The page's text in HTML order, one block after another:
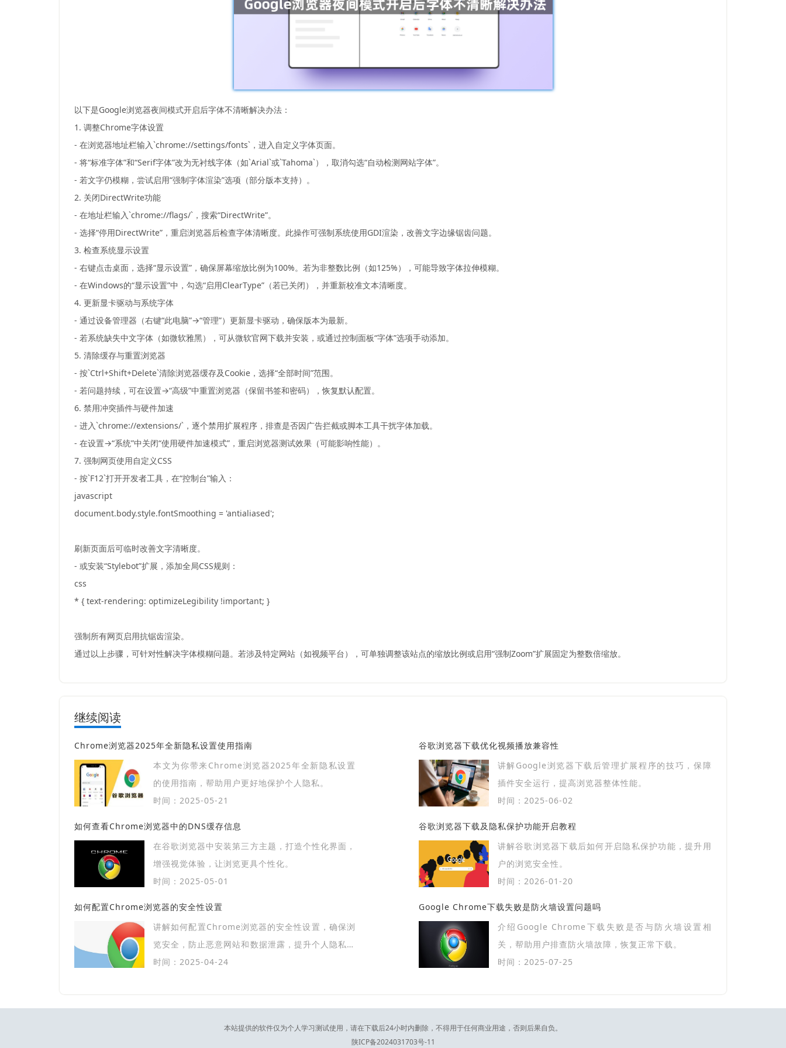
以下是Google浏览器夜间模式开启后字体不清晰解决办法：
1. 调整Chrome字体设置
- 在浏览器地址栏输入`chrome://settings/fonts`，进入自定义字体页面。
- 将“标准字体”和“Serif字体”改为无衬线字体（如`Arial`或`Tahoma`），取消勾选“自动检测网站字体”。
- 若文字仍模糊，尝试启用“强制字体渲染”选项（部分版本支持）。
2. 关闭DirectWrite功能
- 在地址栏输入`chrome://flags/`，搜索“DirectWrite”。
- 选择“停用DirectWrite”，重启浏览器后检查字体清晰度。此操作可强制系统使用GDI渲染，改善文字边缘锯齿问题。
3. 检查系统显示设置
- 右键点击桌面，选择“显示设置”，确保屏幕缩放比例为100%。若为非整数比例（如125%），可能导致字体拉伸模糊。
- 在Windows的“显示设置”中，勾选“启用ClearType”（若已关闭），并重新校准文本清晰度。
4. 更新显卡驱动与系统字体
- 通过设备管理器（右键“此电脑”→“管理”）更新显卡驱动，确保版本为最新。
- 若系统缺失中文字体（如微软雅黑），可从微软官网下载并安装，或通过控制面板“字体”选项手动添加。
5. 清除缓存与重置浏览器
- 按`Ctrl+Shift+Delete`清除浏览器缓存及Cookie，选择“全部时间”范围。
- 若问题持续，可在设置→“高级”中重置浏览器（保留书签和密码），恢复默认配置。
6. 禁用冲突插件与硬件加速
- 进入`chrome://extensions/`，逐个禁用扩展程序，排查是否因广告拦截或脚本工具干扰字体加载。
- 在设置→“系统”中关闭“使用硬件加速模式”，重启浏览器测试效果（可能影响性能）。
7. 强制网页使用自定义CSS
- 按`F12`打开开发者工具，在“控制台”输入：
javascript
document.body.style.fontSmoothing = 'antialiased';
刷新页面后可临时改善文字清晰度。
- 或安装“Stylebot”扩展，添加全局CSS规则：
css
* { text-rendering: optimizeLegibility !important; }
强制所有网页启用抗锯齿渲染。
通过以上步骤，可针对性解决字体模糊问题。若涉及特定网站（如视频平台），可单独调整该站点的缩放比例或启用“强制Zoom”扩展固定为整数倍缩放。
继续阅读
Chrome浏览器2025年全新隐私设置使用指南
本文为你带来Chrome浏览器2025年全新隐私设置
的使用指南，帮助用户更好地保护个人隐私。
时间：2025-05-21
谷歌浏览器下载优化视频播放兼容性
讲解Google浏览器下载后管理扩展程序的技巧，保障
插件安全运行，提高浏览器整体性能。
时间：2025-06-02
如何查看Chrome浏览器中的DNS缓存信息
在谷歌浏览器中安装第三方主题，打造个性化界面，
增强视觉体验，让浏览更具个性化。
时间：2025-05-01
谷歌浏览器下载及隐私保护功能开启教程
讲解谷歌浏览器下载后如何开启隐私保护功能，提升用
户的浏览安全性。
时间：2026-01-20
如何配置Chrome浏览器的安全性设置
讲解如何配置Chrome浏览器的安全性设置，确保浏
览安全，防止恶意网站和数据泄露，提升个人隐私保
护。
时间：2025-04-24
Google Chrome下载失败是防火墙设置问题吗
介绍Google Chrome下载失败是否与防火墙设置相
关，帮助用户排查防火墙故障，恢复正常下载。
时间：2025-07-25
本站提供的软件仅为个人学习测试使用，请在下载后24小时内删除，不得用于任何商业用途，否则后果自负。
陕ICP备2024031703号-11